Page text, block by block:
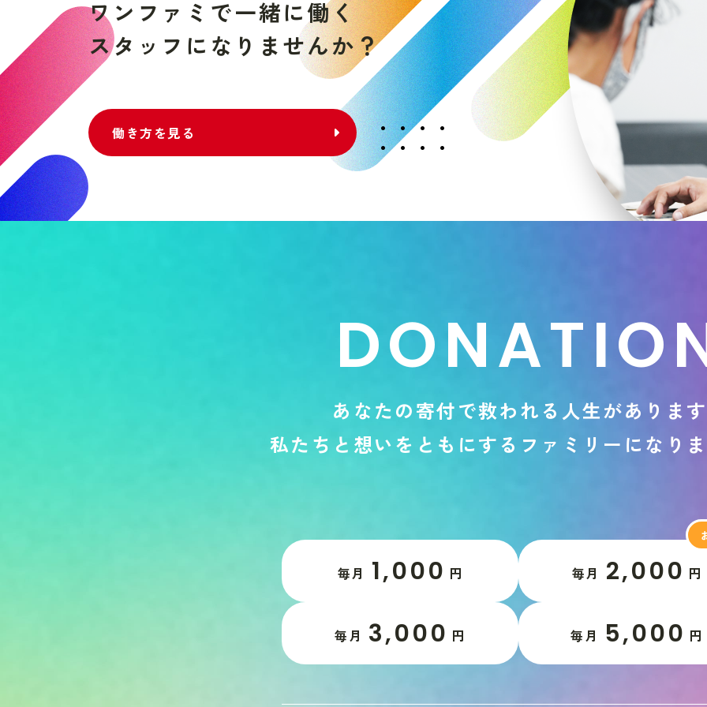
ワ ン フ ァ ミ で一緒に働く
スタ ッ フ に な り ませんか？
働き方を見る
DONATIO
あ なたの寄付で救われる 人生があ り ま す
私た ち と 想いを と も にする フ ァ ミ リ ー に な り ま
毎月 1,000 円 毎月 2,000 円
毎月 3,000 円 毎月 5,000 円